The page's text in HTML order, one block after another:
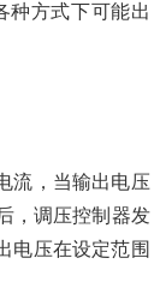
种方式下可能出
流，当输出电压
，调压控制器发
电压在设定范围